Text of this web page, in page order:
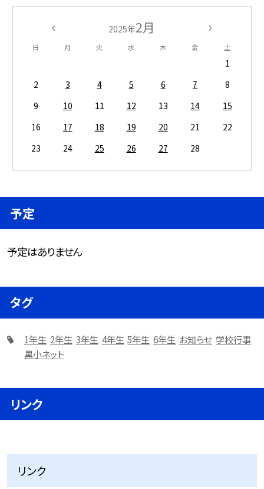
2025年2月
日 月 火 水 木 金 土
1
2
3 4 5 6 7
8
9
10 11 12 13 14
15
16
17 18 19 20 21
22
23
24 25 26 27 28
予定
予定はありません
タグ
1年生 2年生 3年生 4年生 5年生 6年生 お知らせ 学校行事
黒小ネット
リンク
リンク